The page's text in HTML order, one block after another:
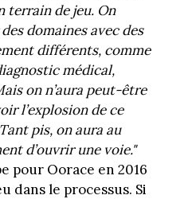
terrain de jeu. On
domaines avec des
différents, comme
médical,
on n’aura peut-être
l’explosion de ce
pis, on aura au
d’ouvrir une voie."
pour Oorace en 2016
dans le processus. Si